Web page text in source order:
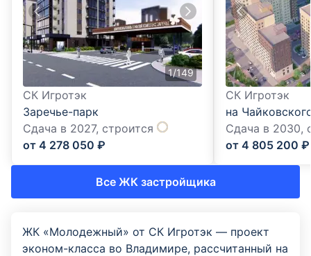
1/149
СК Игротэк
Заречье-парк
Сдача в 2027, строится
от 4 278 050 ₽
СК Игротэк
на
Сдача в 2030,
от 4 805 200 ₽
Все ЖК застройщика
ЖК «Молодежный» от СК Игротэк — проект
эконом-класса во Владимире, рассчитанный на